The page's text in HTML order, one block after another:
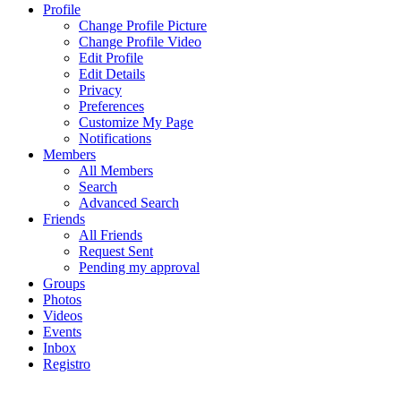
Profile
Change Profile Picture
Change Profile Video
Edit Profile
Edit Details
Privacy
Preferences
Customize My Page
Notifications
Members
All Members
Search
Advanced Search
Friends
All Friends
Request Sent
Pending my approval
Groups
Photos
Videos
Events
Inbox
Registro